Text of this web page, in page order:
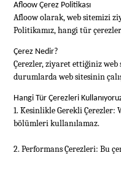
Afloow Çerez Politikası
Afloow olarak, web sitemizi
Politikamız, hangi tür
Çerez Nedir?
Çerezler, ziyaret ettiğiniz web
durumlarda web sitesinin
Hangi Tür Çerezleri
1. Kesinlikle Gerekli
bölümleri kullanılamaz.
2. Performans Çerezleri: Bu